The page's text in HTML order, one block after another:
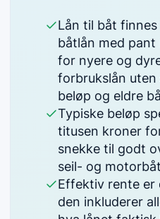
Lån til båt
båtlån med pant
for nyere og
forbrukslån
beløp og eldre
Typiske beløp
titusen kroner
snekke til godt
seil- og
Effektiv rente er
den inkluderer